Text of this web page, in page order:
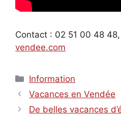
Contact : 02 51 00 48 48,
vendee.com
Catégories
Information
Vacances en Vendée
De belles vacances